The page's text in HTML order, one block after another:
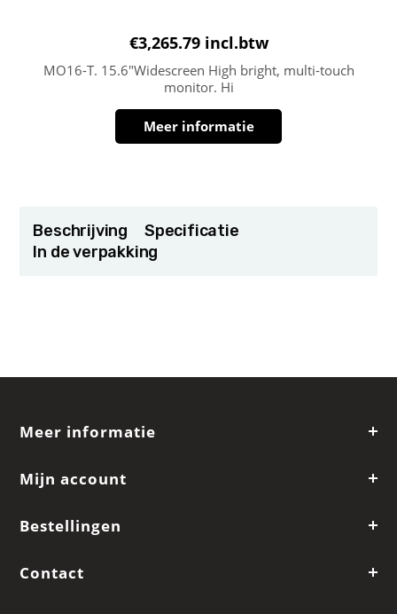
€3,265.79 incl.btw
MO16-T. 15.6″Widescreen High bright, multi-touch
monitor. Hi
Meer informatie
Beschrijving
Specificatie
In de verpakking
Meer informatie
Mijn account
Bestellingen
Contact